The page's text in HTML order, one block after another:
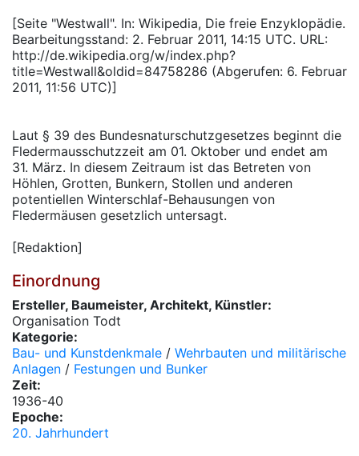
[Seite "Westwall". In: Wikipedia, Die freie Enzyklopädie.
Bearbeitungsstand: 2. Februar 2011, 14:15 UTC. URL:
http://de.wikipedia.org/w/index.php?
title=Westwall&oldid=84758286 (Abgerufen: 6. Februar
2011, 11:56 UTC)]
Laut § 39 des Bundesnaturschutzgesetzes beginnt die
Fledermausschutzzeit am 01. Oktober und endet am
31. März. In diesem Zeitraum ist das Betreten von
Höhlen, Grotten, Bunkern, Stollen und anderen
potentiellen Winterschlaf-Behausungen von
Fledermäusen gesetzlich untersagt.
[Redaktion]
Einordnung
Ersteller, Baumeister, Architekt, Künstler:
Organisation Todt
Kategorie:
Bau- und Kunstdenkmale / Wehrbauten und militärische
Anlagen / Festungen und Bunker
Zeit:
1936-40
Epoche:
20. Jahrhundert